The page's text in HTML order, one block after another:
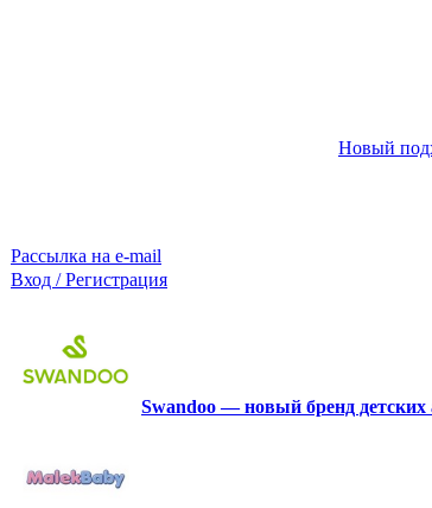
Новый
Рассылка на e-mail
Вход / Регистрация
Swandoo — новый бренд детских